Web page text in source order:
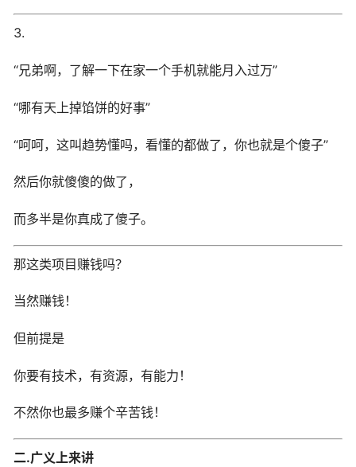
3.
“兄弟啊，了解一下在家一个手机就能月入过万”
“哪有天上掉馅饼的好事”
“呵呵，这叫趋势懂吗，看懂的都做了，你也就是个傻子”
然后你就傻傻的做了，
而多半是你真成了傻子。
那这类项目赚钱吗？
当然赚钱！
但前提是
你要有技术，有资源，有能力！
不然你也最多赚个辛苦钱！
二.广义上来讲